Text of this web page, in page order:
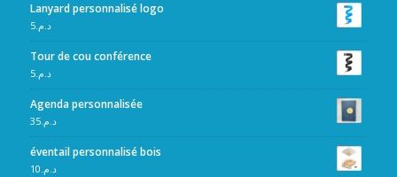
Lanyard personnalisé logo
د.م.5
Tour de cou conférence
د.م.5
Agenda personnalisée
د.م.35
éventail personnalisé bois
د.م.10